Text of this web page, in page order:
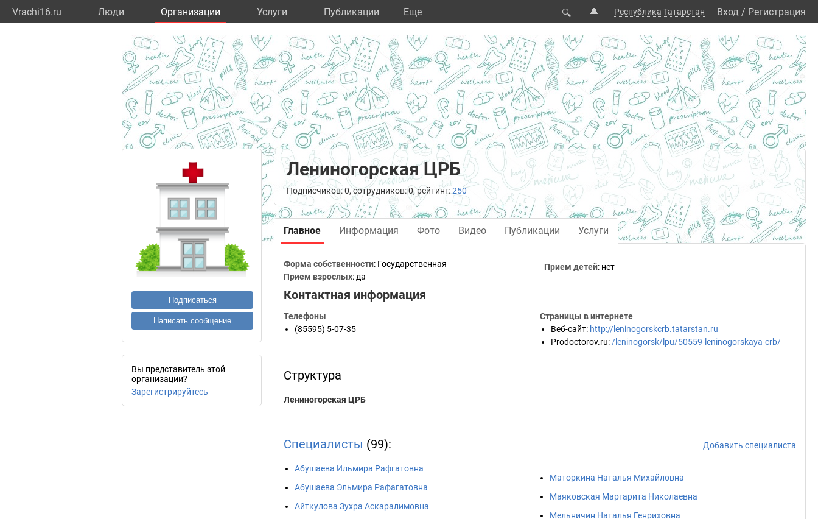
Vrachi16.ru Люди Организации Услуги Публикации Eще 🔍 🔔 Республика Татарстан Вход / Регистрация
Подписаться
Написать сообщение
Вы представитель этой
организации?
Зарегистрируйтесь
Лениногорская ЦРБ
Подписчиков: 0, сотрудников: 0, рейтинг:250
Главное Информация Фото Видео Публикации Услуги
Форма собственности: Государственная
Прием взрослых: да
Прием детей: нет
Контактная информация
Телефоны
(85595) 5-07-35
Страницы в интернете
Веб-сайт: http://leninogorskcrb.tatarstan.ru
Prodoctorov.ru: /leninogorsk/lpu/50559-leninogorskaya-crb/
Структура
Лениногорская ЦРБ
Специалисты (99): Добавить специалиста
Абушаева Ильмира Рафгатовна
Абушаева Эльмира Рафагатовна
Айткулова Зухра Аскаралимовна
Маторкина Наталья Михайловна
Маяковская Маргарита Николаевна
Мельничин Наталья Генриховна